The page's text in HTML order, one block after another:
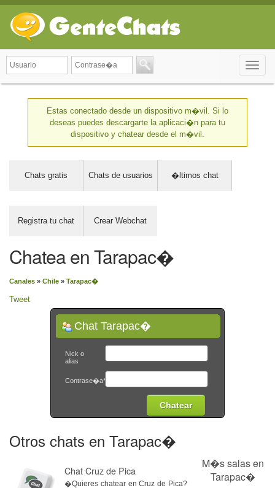
Toggle
Estas conectado desde un dispositivo m�vil. Si lo
deseas puedes descargarte la aplicaci�n para tu
dispositivo y chatear desde el m�vil.
Chats gratis Chats de usuarios �ltimos chat
Registra tu chat Crear Webchat
Chatea en Tarapac�
Canales » Chile » Tarapac�
Tweet
Chat Tarapac�
Nick o
alias
Contrase�a*
Otros chats en Tarapac�
Chat Cruz de Pica
�Quieres chatear en Cruz de Pica?
M�s salas en
Tarapac�